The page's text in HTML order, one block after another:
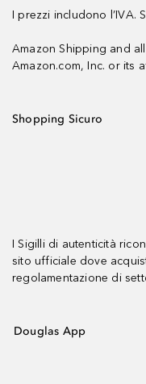
I prezzi includono l’IVA.
Amazon Shipping and
Amazon.com, Inc. or its
Shopping Sicuro
I Sigilli di autenticità
sito ufficiale dove
regolamentazione di
Douglas App